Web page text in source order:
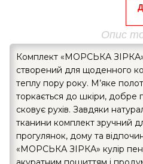
Опис
Комплект «МОРСЬКА ЗІРКА»
створений для щоденного
теплу пору року. М’яке
торкається до шкіри, добре
сковує рухів. Завдяки
тканини комплект зручний
прогулянок, дому та
«МОРСЬКА ЗІРКА» кулір